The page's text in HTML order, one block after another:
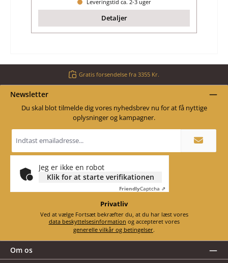
Leveringstid ca. 2-3 uger
Detaljer
Gratis forsendelse fra 3355 Kr.
Newsletter
Du skal blot tilmelde dig vores nyhedsbrev nu for at få nyttige
oplysninger og kampagner.
adresse
Jeg er ikke en robot
Klik for at starte verifikationen
FriendlyCaptcha ⇗
Privatliv
Ved at vælge Fortsæt bekræfter du, at du har læst vores
data beskyttelsesinformation
og accepteret vores
generelle vilkår og betingelser.
Om os